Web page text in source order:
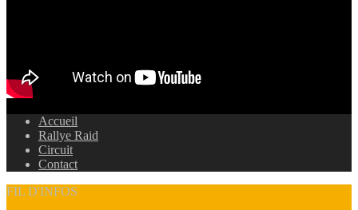
Accueil
Rallye Raid
Circuit
Contact
FIL D'INFOS